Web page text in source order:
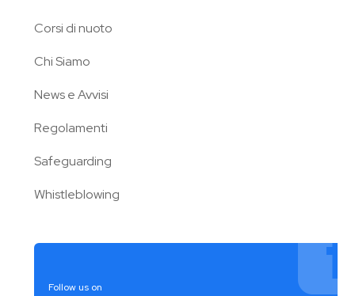
Corsi di nuoto
Chi Siamo
News e Avvisi
Regolamenti
Safeguarding
Whistleblowing
Follow us on